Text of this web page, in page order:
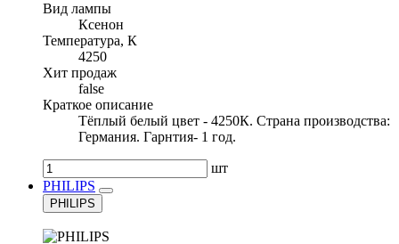
Вид лампы
Ксенон
Температура, К
4250
Хит продаж
false
Краткое описание
Тёплый белый цвет - 4250К. Страна производства:
Германия. Гарнтия- 1 год.
шт
PHILIPS
PHILIPS